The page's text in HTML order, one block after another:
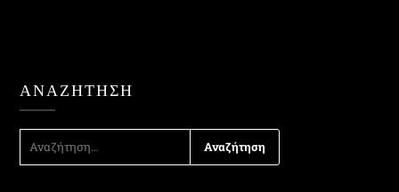
ΑΝΑΖΉΤΗΣΗ
ΑΝΑΖΉΤΗΣΗ
ΓΙΑ: